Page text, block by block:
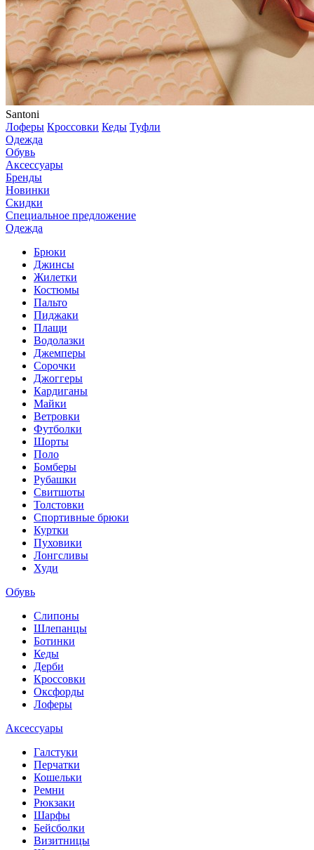
Santoni
Лоферы Кроссовки Кеды Туфли
Одежда
Обувь
Аксессуары
Бренды
Новинки
Скидки
Специальное предложение
Одежда
Брюки
Джинсы
Жилетки
Костюмы
Пальто
Пиджаки
Плащи
Водолазки
Джемперы
Сорочки
Джоггеры
Кардиганы
Майки
Ветровки
Футболки
Шорты
Поло
Бомберы
Рубашки
Свитшоты
Толстовки
Спортивные брюки
Куртки
Пуховики
Лонгсливы
Худи
Обувь
Слипоны
Шлепанцы
Ботинки
Кеды
Дерби
Кроссовки
Оксфорды
Лоферы
Аксессуары
Галстуки
Перчатки
Кошельки
Ремни
Рюкзаки
Шарфы
Бейсболки
Визитницы